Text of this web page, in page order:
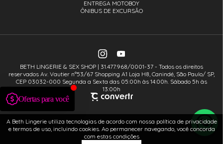
ENTREGA MOTOBOY
ÔNIBUS DE EXCURSÃO
BETH LINGERIE & SEX SHOP | 31.477.968/0001-37 - Todos os direitos
reservados Av. Vautier n°53/67 Shopping A1 Loja H8, Canindé, São Paulo/ SP,
CEP 03032-000 Segunda a Sexta das 05:00h às 14:00h. Sábado 5h às
13:00h
A Beth Lingerie utiliza tecnologias de acordo com nossa política de privacidade
e termos de uso, incluindo cookies. Ao permanecer navegando, você concorda
com estas condições